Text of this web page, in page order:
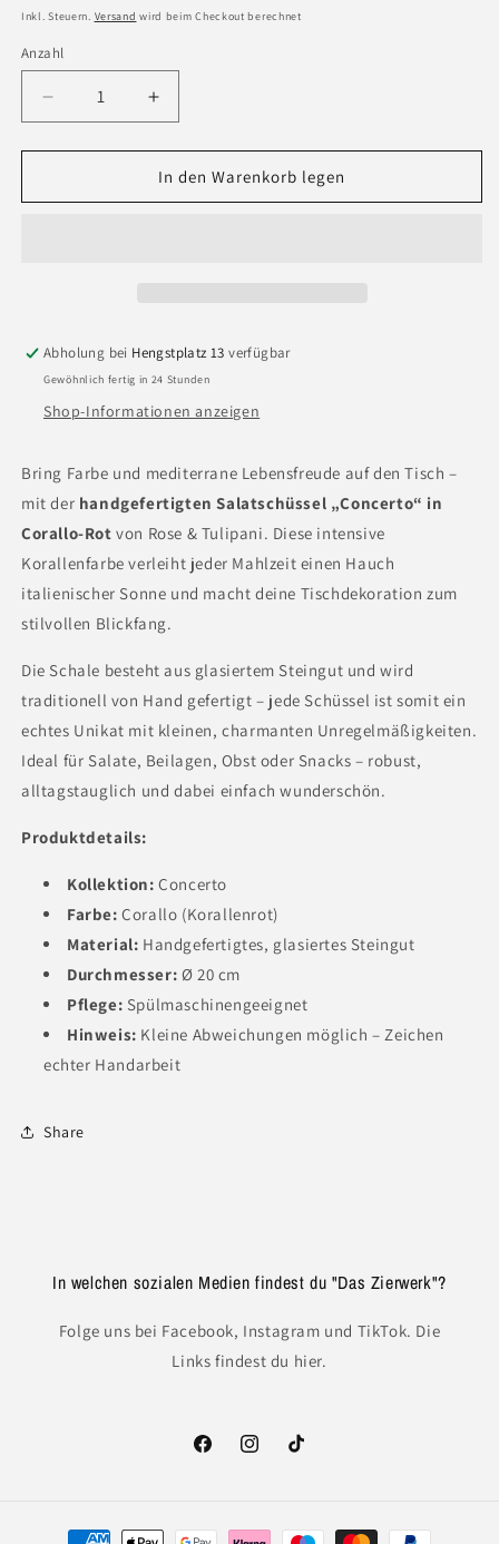
Preis
Inkl. Steuern. Versand wird beim Checkout berechnet
Anzahl
Anzahl
Verringere
die
Menge
Rose
cm
–
Corallo
Erhöhe
die
Menge
für
Rose
cm
–
Corallo
In den Warenkorb legen
Abholung bei Hengstplatz 13 verfügbar
Gewöhnlich fertig in 24 Stunden
Shop-Informationen anzeigen
Bring Farbe und mediterrane Lebensfreude auf den Tisch –
mit der handgefertigten Salatschüssel „Concerto“ in
Corallo-Rot von Rose & Tulipani. Diese intensive
Korallenfarbe verleiht jeder Mahlzeit einen Hauch
italienischer Sonne und macht deine Tischdekoration zum
stilvollen Blickfang.
Die Schale besteht aus glasiertem Steingut und wird
traditionell von Hand gefertigt – jede Schüssel ist somit ein
echtes Unikat mit kleinen, charmanten Unregelmäßigkeiten.
Ideal für Salate, Beilagen, Obst oder Snacks – robust,
alltagstauglich und dabei einfach wunderschön.
Produktdetails:
Kollektion: Concerto
Farbe: Corallo (Korallenrot)
Material: Handgefertigtes, glasiertes Steingut
Durchmesser: Ø 20 cm
Pflege: Spülmaschinengeeignet
Hinweis: Kleine Abweichungen möglich – Zeichen
echter Handarbeit
Share
In welchen sozialen Medien findest du "Das Zierwerk"?
Folge uns bei Facebook, Instagram und TikTok. Die
Links findest du hier.
FacebookInstagramTikTok
Zahlungsmethoden